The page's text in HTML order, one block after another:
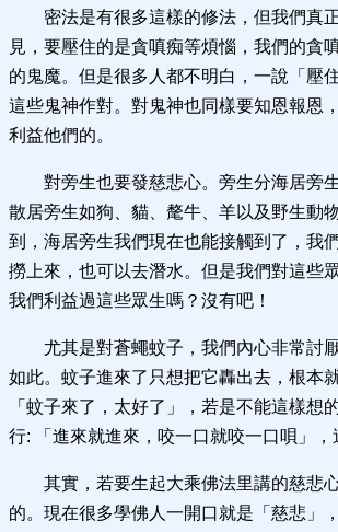
密法是有很多這樣的修法，但我們真
見，要壓住的是貪嗔痴等煩惱，我們的貪
的鬼魔。但是很多人都不明白，一說「壓
這些鬼神作對。對鬼神也同樣要知恩報恩
利益他們的。
對旁生也要發慈悲心。旁生分海居旁
散居旁生如狗、貓、氂牛、羊以及野生動
到，海居旁生我們現在也能接觸到了，我
撈上來，也可以去潛水。但是我們對這些
我們利益過這些眾生嗎？沒有吧！
尤其是對蒼蠅蚊子，我們內心非常討
如此。蚊子進來了只想把它轟出去，根本
「蚊子來了，太好了」，若是不能這樣想
行: 「進來就進來，咬一口就咬一口唄」，
其實，若要生起大乘佛法里講的慈悲
的。現在很多學佛人一開口就是「慈悲」